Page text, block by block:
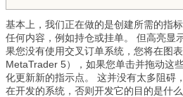
基本上，我们正在做的是创建所需的指
任何内容，例如持仓或挂单。 但高亮显
果您没有使用交叉订单系统，您将在图
MetaTrader 5），如果您单击并拖动这
化更新新的指示点。 这并没有太多阻碍
在开发的系统，否则开发它的目的是什么